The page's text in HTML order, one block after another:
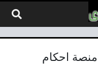
احكام